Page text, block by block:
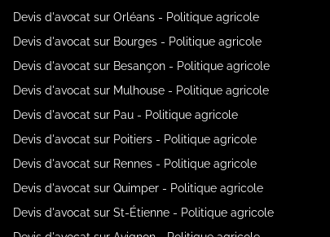
Devis d'avocat sur Orléans - Politique agricole
Devis d'avocat sur Bourges - Politique agricole
Devis d'avocat sur Besançon - Politique agricole
Devis d'avocat sur Mulhouse - Politique agricole
Devis d'avocat sur Pau - Politique agricole
Devis d'avocat sur Poitiers - Politique agricole
Devis d'avocat sur Rennes - Politique agricole
Devis d'avocat sur Quimper - Politique agricole
Devis d'avocat sur St-Étienne - Politique agricole